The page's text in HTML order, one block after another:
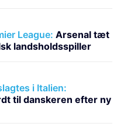
League: Arsenal tæt
landsholdsspiller
i Italien:
til danskeren efter ny